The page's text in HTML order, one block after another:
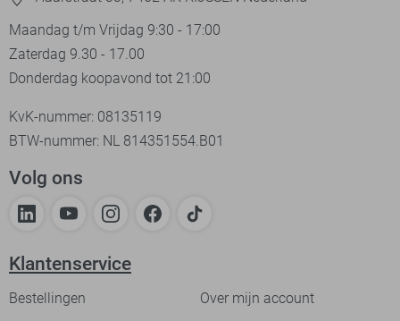
Maandag t/m Vrijdag 9:30 - 17:00
Zaterdag 9.30 - 17.00
Donderdag koopavond tot 21:00
KvK-nummer: 08135119
BTW-nummer: NL 814351554.B01
Volg ons
Klantenservice
Bestellingen
Over mijn account